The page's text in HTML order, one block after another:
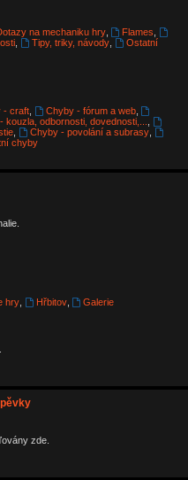
na mechaniku hry, Flames
, Tipy, triky, návody,
Ostatní
- craft, Chyby - fórum a web,
kouzla, odbornosti, dovednosti,...
, Chyby - povolání a subrasy,
chyby
hry, Hřbitov,
Galerie
zde.